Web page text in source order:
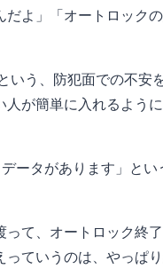
よ」「オートロック
う、防犯面での不安
が簡単に入れるよう
ータがあります」と
て、オートロック終
ていうのは、やっぱ